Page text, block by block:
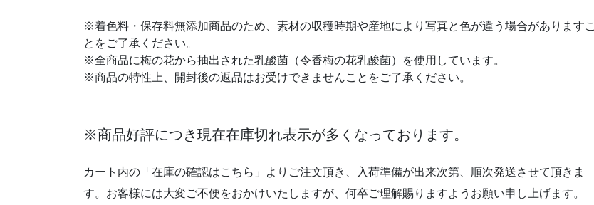
※着色料・保存料無添加商品のため、素材の収穫時期や産地により写真と色が違う場合がありますこ
とをご了承ください。
※全商品に梅の花から抽出された乳酸菌（令香梅の花乳酸菌）を使用しています。
※商品の特性上、開封後の返品はお受けできませんことをご了承ください。
※商品好評につき現在在庫切れ表示が多くなっております。
カート内の「在庫の確認はこちら」よりご注文頂き、入荷準備が出来次第、順次発送させて頂きま
す。お客様には大変ご不便をおかけいたしますが、何卒ご理解賜りますようお願い申し上げます。